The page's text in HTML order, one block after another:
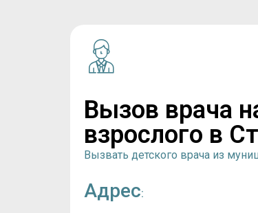
Вызов врача
взрослого в
Вызвать детского врача из
Адрес: